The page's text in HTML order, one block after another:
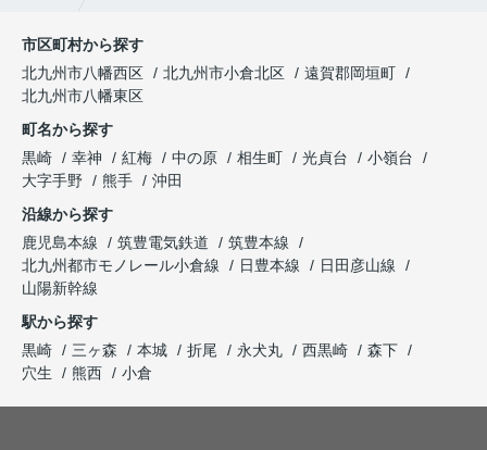
市区町村から探す
北九州市八幡西区
北九州市小倉北区
遠賀郡岡垣町
北九州市八幡東区
町名から探す
黒崎
幸神 紅梅 中の原 相生町 光貞台
小嶺台
大字手野
熊手
沖田
沿線から探す
鹿児島本線
筑豊電気鉄道
筑豊本線
北九州都市モノレール小倉線
日豊本線
日田彦山線
山陽新幹線
駅から探す
黒崎
三ヶ森 本城 折尾 永犬丸 西黒崎
森下
穴生
熊西 小倉